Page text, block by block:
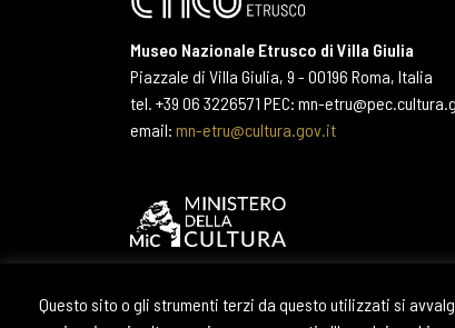
Questo sito o gli strumenti terzi da questo utilizzati si
Museo Nazionale Etrusco di Villa Giulia
Piazzale di Villa Giulia, 9 - 00196 Roma, Italia
tel. +39 06 3226571 PEC: mn-
email: mn-etru@cultura.gov.it